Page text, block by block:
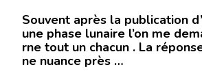
Souvent après la publication
une phase lunaire l’on me
rne tout un chacun . La
ne nuance près …